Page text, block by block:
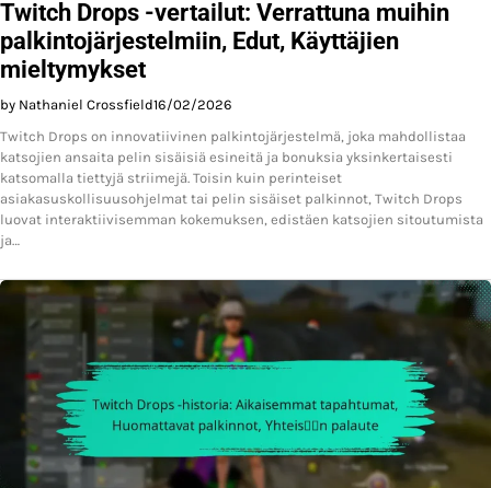
Twitch Drops -vertailut: Verrattuna muihin
palkintojärjestelmiin, Edut, Käyttäjien
mieltymykset
by Nathaniel Crossfield16/02/2026
Twitch Drops on innovatiivinen palkintojärjestelmä, joka mahdollistaa
katsojien ansaita pelin sisäisiä esineitä ja bonuksia yksinkertaisesti
katsomalla tiettyjä striimejä. Toisin kuin perinteiset
asiakasuskollisuusohjelmat tai pelin sisäiset palkinnot, Twitch Drops
luovat interaktiivisemman kokemuksen, edistäen katsojien sitoutumista
ja…